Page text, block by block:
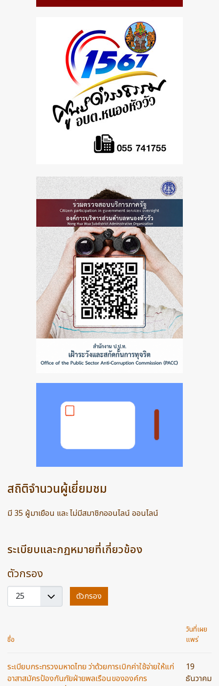
สถิติจำนวนผู้เยี่ยมชม
มี 35 ผู้มาเยือน และ ไม่มีสมาชิกออนไลน์ ออนไลน์
ระเบียบและกฏหมายที่เกี่ยวข้อง
ตัวกรอง
แสดง
#
ตัวกรอง
ชื่อ
วันที่เผย
แพร่
ระเบียบกระทรวงมหาดไทย ว่าด้วยการเบิกค่าใช้จ่ายให้แก่
อาสาสมัครป้องกันภัยฝ่ายพลเรือนขององค์กร
19
ธันวาคม